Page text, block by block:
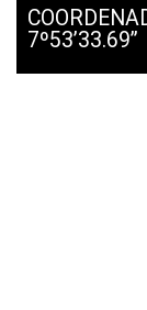
7º53’33.69’’